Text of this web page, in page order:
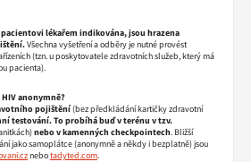
lékařem indikována, jsou hrazena
Všechna vyšetření a odběry je nutné provést
(tzn. u poskytovatele zdravotních služeb, který má
pacienta).
anonymně?
pojištění(bez předkládání kartičky zdravotní
testování.To probíhá buď v terénu v tzv.
nebov kamenných checkpointech. Bližší
jako samoplátce (anonymně a někdy i bezplatně) jsou
nebotadyted.com.